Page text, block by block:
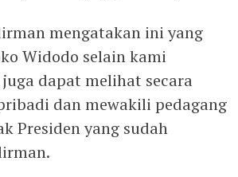
mengatakan ini yang
Widodo selain kami
dapat melihat secara
dan mewakili pedagang
Presiden yang sudah